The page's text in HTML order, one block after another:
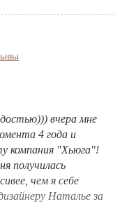
вчера мне
4 года и
компания "Хьюга"!
получилась
чем я себе
Наталье за